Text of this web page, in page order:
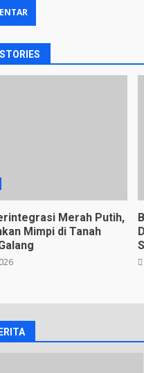
Merah Putih,
Mimpi di Tanah